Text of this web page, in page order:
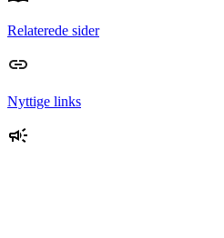
Relaterede sider
Nyttige links